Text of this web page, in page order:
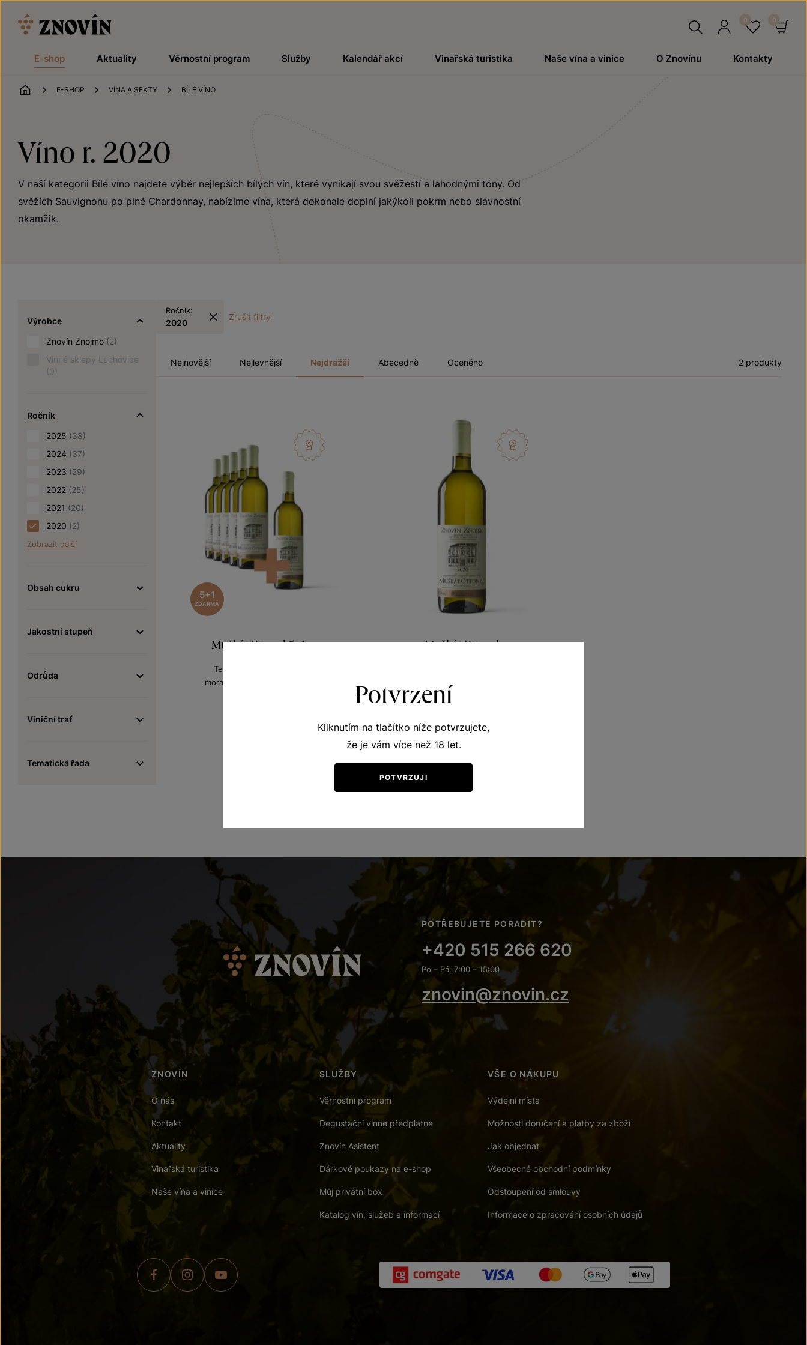
E-shop Aktuality Věrnostní program Služby Kalendář akcí Vinařská turistika Naše vína a vinice O Znovínu Kontakty
ÚVOD
E-SHOP VÍNA A SEKTY BÍLÉ VÍNO
Víno r. 2020
V naší kategorii Bílé víno najdete výběr nejlepších bílých vín, které vynikají svou svěžestí a lahodnými tóny. Od
svěžích Sauvignonu po plné Chardonnay, nabízíme vína, která dokonale doplní jakýkoli pokrm nebo slavnostní
okamžik.
Výrobce
Znovín Znojmo (2)
Vinné sklepy Lechovice
(0)
Ročník
2025 (38)
2024 (37)
2023 (29)
2022 (25)
2021 (20)
2020 (2)
Zobrazit další
Obsah cukru
Jakostní stupeň
Odrůda
Viniční trať
Tematická řada
Ročník:
2020
Zrušit filtry
Nejnovější Nejlevnější Nejdražší Abecedně Oceněno 2 produkty
5+1
ZDARMA
Muškát Ottonel 5+1
Terroir - toulky vinicemi
moravské zemské víno 2020
Muškát Ottonel
Šarže 0380
POTŘEBUJETE PORADIT?
+420 515 266 620
Po – Pá: 7:00 – 15:00
znovin@znovin.cz
ZNOVÍN
O nás
Kontakt
Aktuality
Vinařská turistika
Naše vína a vinice
SLUŽBY
Věrnostní program
Degustační vinné předplatné
Znovín Asistent
Dárkové poukazy na e-shop
Můj privátní box
Katalog vín, služeb a informací
VŠE O NÁKUPU
Výdejní místa
Možnosti doručení a platby za zboží
Jak objednat
Všeobecné obchodní podmínky
Odstoupení od smlouvy
Informace o zpracování osobních údajů
Potvrzení
Kliknutím na tlačítko níže potvrzujete,
že je vám více než 18 let.
POTVRZUJI